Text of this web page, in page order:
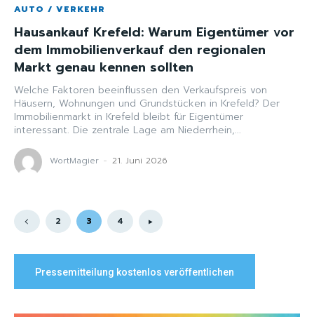
AUTO / VERKEHR
Hausankauf Krefeld: Warum Eigentümer vor
dem Immobilienverkauf den regionalen
Markt genau kennen sollten
Welche Faktoren beeinflussen den Verkaufspreis von
Häusern, Wohnungen und Grundstücken in Krefeld? Der
Immobilienmarkt in Krefeld bleibt für Eigentümer
interessant. Die zentrale Lage am Niederrhein,...
WortMagier - 21. Juni 2026
2 3 4
Pressemitteilung kostenlos veröffentlichen